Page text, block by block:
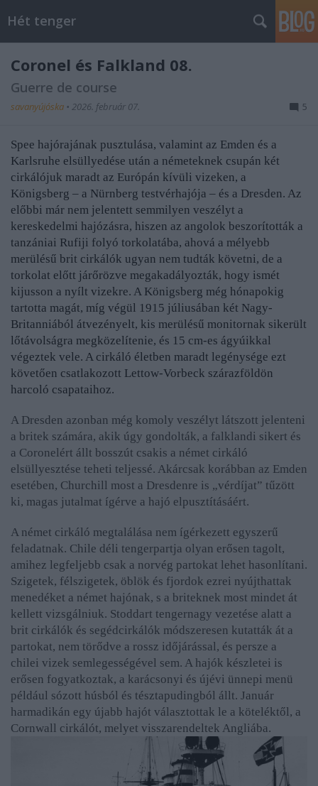
Hét tenger
Coronel és Falkland 08.
Guerre de course
savanyújóska • 2026. február 07. 5
Spee hajórajának pusztulása, valamint az Emden és a
Karlsruhe elsüllyedése után a németeknek csupán két
cirkálójuk maradt az Európán kívüli vizeken, a
Königsberg – a Nürnberg testvérhajója – és a Dresden. Az
előbbi már nem jelentett semmilyen veszélyt a
kereskedelmi hajózásra, hiszen az angolok beszorították a
tanzániai Rufiji folyó torkolatába, ahová a mélyebb
merülésű brit cirkálók ugyan nem tudták követni, de a
torkolat előtt járőrözve megakadályozták, hogy ismét
kijusson a nyílt vizekre. A Königsberg még hónapokig
tartotta magát, míg végül 1915 júliusában két Nagy-
Britanniából átvezényelt, kis merülésű monitornak sikerült
lőtávolságra megközelítenie, és 15 cm-es ágyúikkal
végeztek vele. A cirkáló életben maradt legénysége ezt
követően csatlakozott Lettow-Vorbeck szárazföldön
harcoló csapataihoz.
A Dresden azonban még komoly veszélyt látszott jelenteni
a britek számára, akik úgy gondolták, a falklandi sikert és
a Coronelért állt bosszút csakis a német cirkáló
elsüllyesztése teheti teljessé. Akárcsak korábban az Emden
esetében, Churchill most a Dresdenre is „vérdíjat” tűzött
ki, magas jutalmat ígérve a hajó elpusztításáért.
A német cirkáló megtalálása nem ígérkezett egyszerű
feladatnak. Chile déli tengerpartja olyan erősen tagolt,
amihez legfeljebb csak a norvég partokat lehet hasonlítani.
Szigetek, félszigetek, öblök és fjordok ezrei nyújthattak
menedéket a német hajónak, s a briteknek most mindet át
kellett vizsgálniuk. Stoddart tengernagy vezetése alatt a
brit cirkálók és segédcirkálók módszeresen kutatták át a
partokat, nem törődve a rossz időjárással, és persze a
chilei vizek semlegességével sem. A hajók készletei is
erősen fogyatkoztak, a karácsonyi és újévi ünnepi menü
például sózott húsból és tésztapudingból állt. Január
harmadikán egy újabb hajót választottak le a köteléktől, a
Cornwall cirkálót, melyet visszarendeltek Angliába.